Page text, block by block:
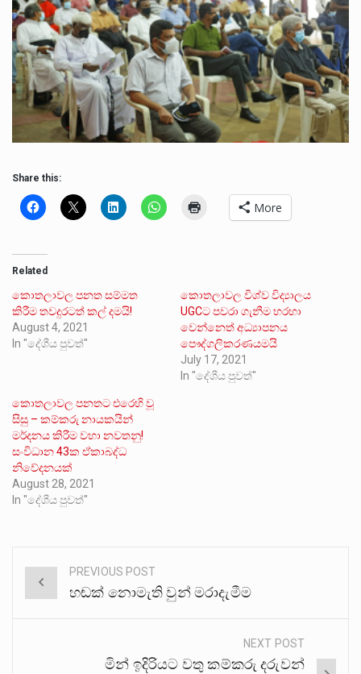
Share this:
More
Related
කොතලාවල ⁣පනත සම්මත
කිරීම තවදුරටත් කල් දමයි!
August 4, 2021
In "දේශීය පුවත්"
කොතලාවල විශ්ව විද්‍යාලය
UGCට පවරා ගැනීම හරහා
වෙන්නෙත් අධ්‍යාපනය
පෞද්ගලිකරණයමයි
July 17, 2021
In "දේශීය පුවත්"
කොතලාවල පනතට එරෙහි වූ
සිසු – කම්කරු නායකයින්
මර්දනය කිරීම වහා නවතනු!
සංවිධාන 43ක ඒකාබද්ධ
නිවේදනයක්
August 28, 2021
In "දේශීය පුවත්"
Post
PREVIOUS POST
හඬක් නොමැති වුන් මරාදැමීම
NEXT POST
මින් ඉදිරියට වතු කම්කරු දරුවන්